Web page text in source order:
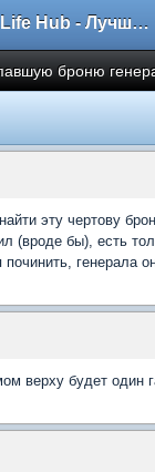
Life Hub - Лучшие компьютерные игры мира
броню
эту чертову
(вроде бы), есть
генерала
верху будет один